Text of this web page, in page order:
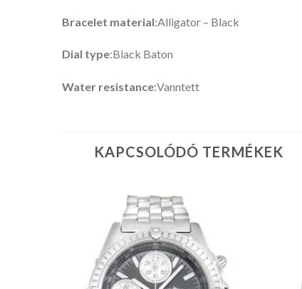
Bracelet material:Alligator – Black
Dial type:Black Baton
Water resistance:Vanntett
KAPCSOLÓDÓ TERMÉKEK